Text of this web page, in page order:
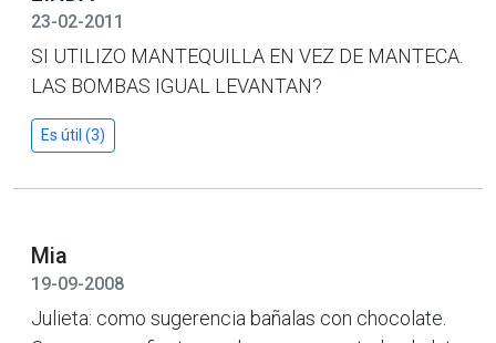
23-02-2011
SI UTILIZO MANTEQUILLA EN VEZ DE MANTECA.
LAS BOMBAS IGUAL LEVANTAN?
Es útil (3)
Mia
19-09-2008
Julieta: como sugerencia bañalas con chocolate.